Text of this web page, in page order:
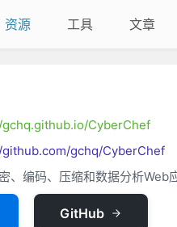
资源 工具 文章
CyberChef
gchq/CyberChef
、编码、压缩和数据分析Web
GitHub